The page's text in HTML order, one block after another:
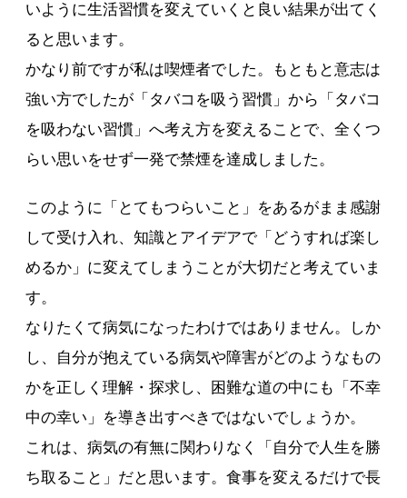
いように生活習慣を変えていくと良い結果が出てく
ると思います。
かなり前ですが私は喫煙者でした。もともと意志は
強い方でしたが「タバコを吸う習慣」から「タバコ
を吸わない習慣」へ考え方を変えることで、全くつ
らい思いをせず一発で禁煙を達成しました。
このように「とてもつらいこと」をあるがまま感謝
して受け入れ、知識とアイデアで「どうすれば楽し
めるか」に変えてしまうことが大切だと考えていま
す。
なりたくて病気になったわけではありません。しか
し、自分が抱えている病気や障害がどのようなもの
かを正しく理解・探求し、困難な道の中にも「不幸
中の幸い」を導き出すべきではないでしょうか。
これは、病気の有無に関わりなく「自分で人生を勝
ち取ること」だと思います。食事を変えるだけで長